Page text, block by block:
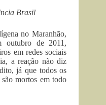
Brasil
no Maranhão,
outubro de 2011,
em redes sociais
a reação não diz
já que todos os
mortos em todo